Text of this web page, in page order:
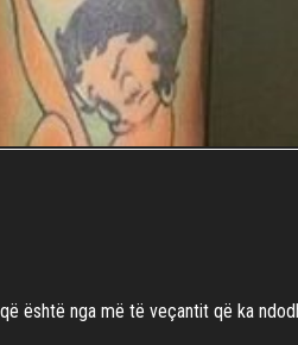
është nga më të veçantit që ka